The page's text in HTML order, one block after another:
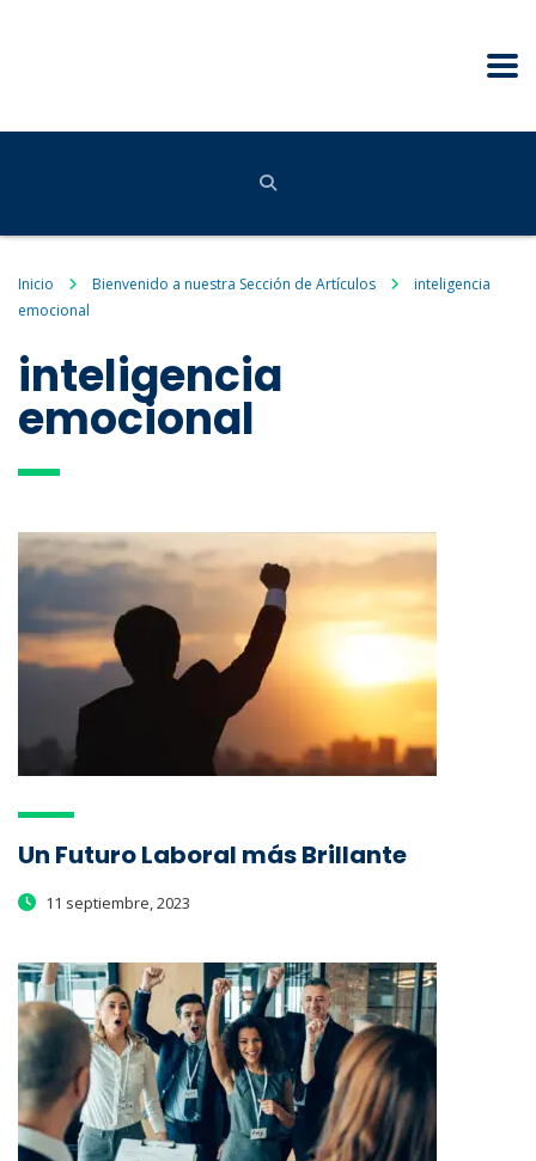
Inicio Bienvenido a nuestra Sección de Artículos
inteligencia
emocional
inteligencia
emocional
Un Futuro Laboral más Brillante
11 septiembre, 2023